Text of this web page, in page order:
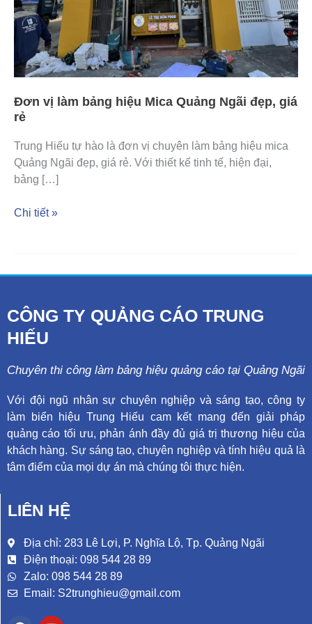
Đơn vị làm bảng hiệu Mica Quảng Ngãi đẹp, giá
rẻ
Trung Hiếu tự hào là đơn vị chuyên làm bảng hiệu mica
Quảng Ngãi đẹp, giá rẻ. Với thiết kế tinh tế, hiện đại,
bảng […]
rẻ
Chi tiết »
CÔNG TY QUẢNG CÁO TRUNG
HIẾU
Chuyên thi công làm bảng hiệu quảng cáo tại Quảng Ngãi
Với đội ngũ nhân sự chuyên nghiệp và sáng tạo, công ty
làm biển hiệu Trung Hiếu cam kết mang đến giải pháp
quảng cáo tối ưu, phản ánh đầy đủ giá trị thương hiệu của
khách hàng. Sự sáng tạo, chuyên nghiệp và tính hiệu quả là
tâm điểm của mọi dự án mà chúng tôi thực hiện.
LIÊN HỆ
Địa chỉ: 283 Lê Lợi, P. Nghĩa Lộ, Tp. Quảng Ngãi
Điện thoại: 098 544 28 89
Zalo: 098 544 28 89
Email: S2trunghieu@gmail.com
F Y